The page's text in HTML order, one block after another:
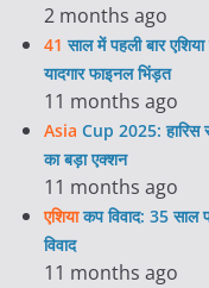
2 months ago
41 साल में पहली बार
यादगार फाइनल भिंड़त
11 months ago
Asia Cup 2025: हारिस
का बड़ा एक्शन
11 months ago
एशियाकप विवाद: 35 साल
विवाद
11 months ago